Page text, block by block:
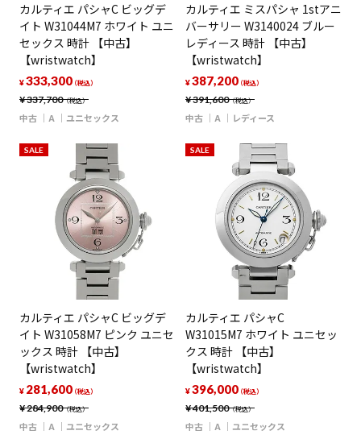
カルティエ パシャC ビッグデ
イト W31044M7 ホワイト ユニ
セックス 時計 【中古】
【wristwatch】
¥337,700（税込）
¥333,300（税込）
中古 A ユニセックス
カルティエ ミスパシャ 1stアニ
バーサリー W3140024 ブルー
レディース 時計 【中古】
【wristwatch】
¥391,600（税込）
¥387,200（税込）
中古 A レディース
SALE
カルティエ パシャC ビッグデ
イト W31058M7 ピンク ユニセ
ックス 時計 【中古】
【wristwatch】
¥284,900（税込）
¥ 281,600（税込）
中古 A ユニセックス
SALE
カルティエ パシャC
W31015M7 ホワイト ユニセッ
クス 時計 【中古】
【wristwatch】
¥401,500（税込）
¥396,000（税込）
中古 A ユニセックス